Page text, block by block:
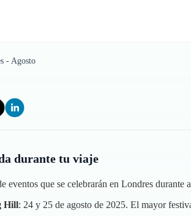
- Agosto
durante tu viaje
eventos que se celebrarán en Londres durante
Hill: 24 y 25 de agosto de 2025. El mayor